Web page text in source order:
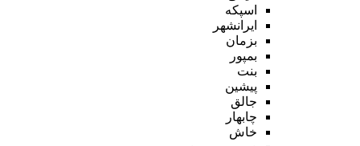
اسپکه
ایرانشهر
بزمان
بمپور
بنت
پیشین
جالق
چابهار
خاش